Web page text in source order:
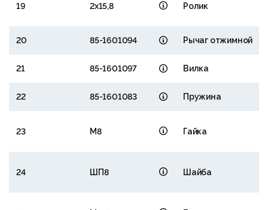
19 2х15,8 Ролик
20 85-1601094 Рычаг отжимной
21 85-1601097 Вилка
22 85-1601083 Пружина
23 М8 Гайка
24 ШП8 Шайба